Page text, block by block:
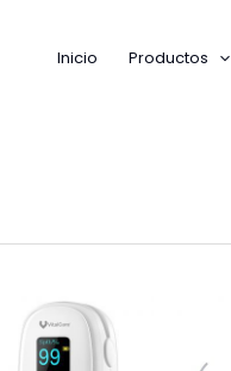
Inicio Productos